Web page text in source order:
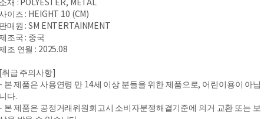
이즈 : HEIGHT 10 (CM)
매원 : SM ENTERTAINMENT
조국 : 중국
조 연월 : 2025.08
급 주의사항]
본 제품은 사용연령 만 14세 이상 분들을 위한 제품으로, 어린이용이 아닙
다.
본 제품은 공정거래위원회고시 소비자분쟁해결기준에 의거 교환 또는 보